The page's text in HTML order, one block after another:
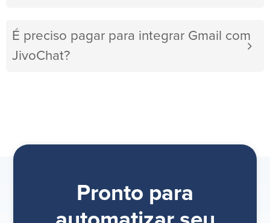
É preciso pagar para integrar Gmail com
JivoChat?
Pronto para